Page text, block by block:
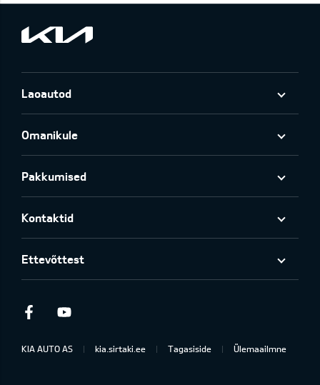
Laoautod
Omanikule
Pakkumised
Kontaktid
Ettevõttest
Facebook
KIA AUTO AS kia.sirtaki.ee Tagasiside Ülemaailmne